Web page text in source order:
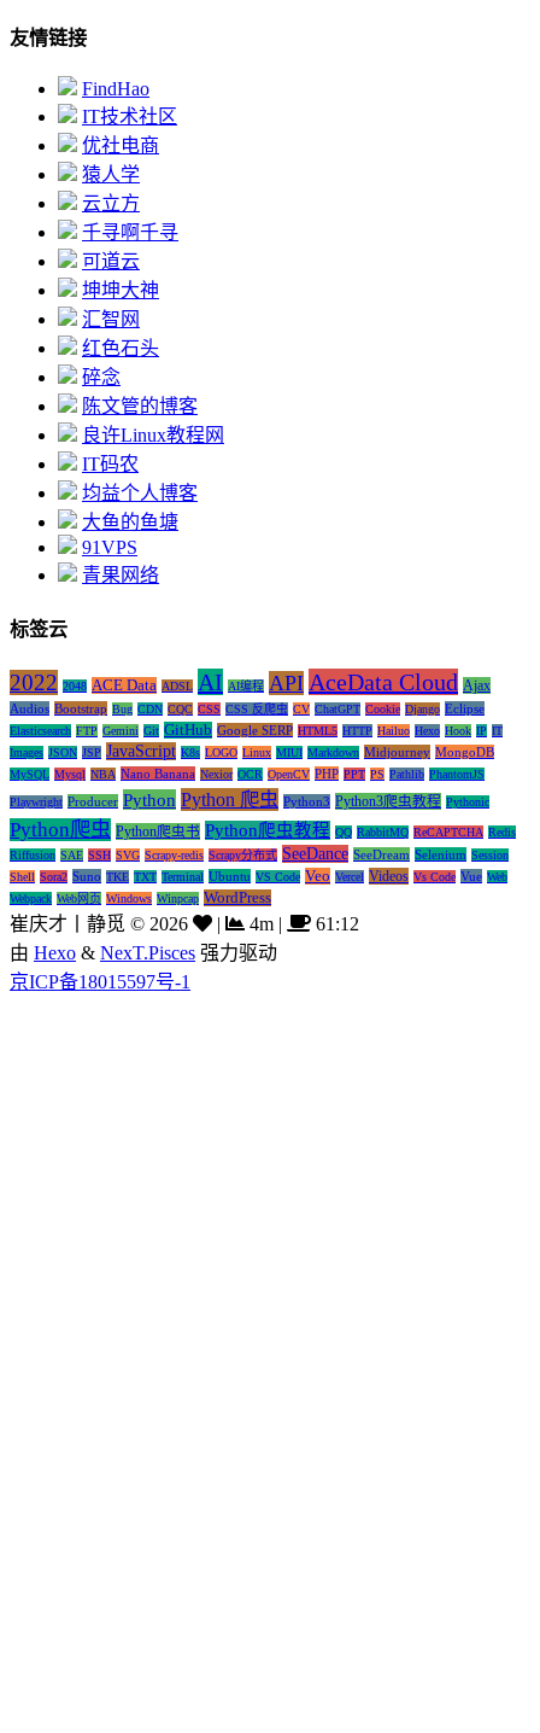
友情链接
FindHao
IT技术社区
优社电商
猿人学
云立方
千寻啊千寻
可道云
坤坤大神
汇智网
红色石头
碎念
陈文管的博客
良许Linux教程网
IT码农
均益个人博客
大鱼的鱼塘
91VPS
青果网络
标签云
2022 2048 ACE Data ADSL AI AI编程 API AceData Cloud Ajax
Audios Bootstrap Bug CDN CQC CSS CSS 反爬虫 CV ChatGPT Cookie Django Eclipse
Elasticsearch FTP Gemini Git GitHub Google SERP HTML5 HTTP Hailuo Hexo Hook IP IT
Images JSON JSP JavaScript K8s LOGO Linux MIUI Markdown Midjourney MongoDB
MySQL Mysql NBA Nano Banana Nexior OCR OpenCV PHP PPT PS Pathlib PhantomJS
Playwright Producer Python Python 爬虫 Python3 Python3爬虫教程 Pythonic
Python爬虫 Python爬虫书 Python爬虫教程 QQ RabbitMQ ReCAPTCHA Redis
Riffusion SAE SSH SVG Scrapy-redis Scrapy分布式 SeeDance SeeDream Selenium Session
Shell Sora2 Suno TKE TXT Terminal Ubuntu VS Code Veo Vercel Videos Vs Code Vue Web
Webpack Web网页 Windows Winpcap WordPress
崔庆才丨静觅 © 2026 | 4m |
61:12
由 Hexo & NexT.Pisces 强力驱动
京ICP备18015597号-1